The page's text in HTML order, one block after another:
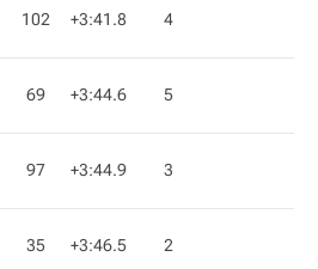
102 +3:41.8 4
69 +3:44.6 5
97 +3:44.9 3
35 +3:46.5 2